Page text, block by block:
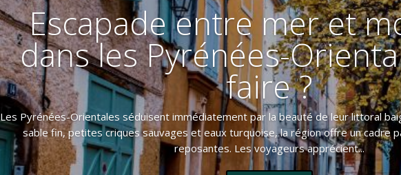
Escapade entre mer et
dans les Pyrénées-
faire ?
Les Pyrénées-Orientales séduisent immédiatement par la beauté de leur littoral
sable fin, petites criques sauvages et eaux turquoise, la région offre un cadre
reposantes. Les voyageurs apprécient...